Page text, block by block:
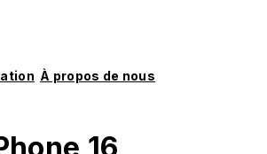
À propos de nous